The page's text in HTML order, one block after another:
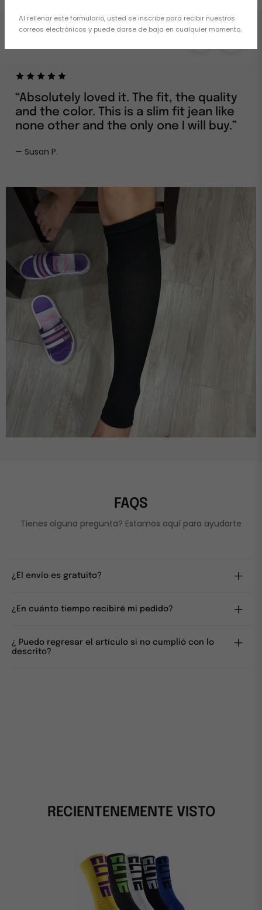
“Absolutely loved it. The fit, the quality
and the color. This is a slim fit jean like
none other and the only one I will buy.”
— Susan P.
FAQS
Tienes alguna pregunta? Estamos aquí para ayudarte
¿El envío es gratuito?
¿En cuánto tiempo recibiré mi pedido?
¿ Puedo regresar el artículo si no cumplió con lo
descrito?
RECIENTENEMENTE VISTO
Al rellenar este formulario, usted se inscribe para recibir nuestros
correos electrónicos y puede darse de baja en cualquier momento.